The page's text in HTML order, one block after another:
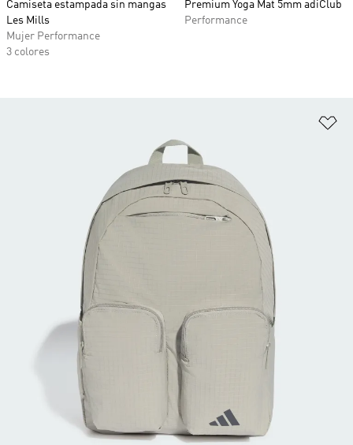
Camiseta estampada sin mangas
Les Mills
Mujer Performance
3 colores
Premium Yoga Mat 5mm adiClub
Performance